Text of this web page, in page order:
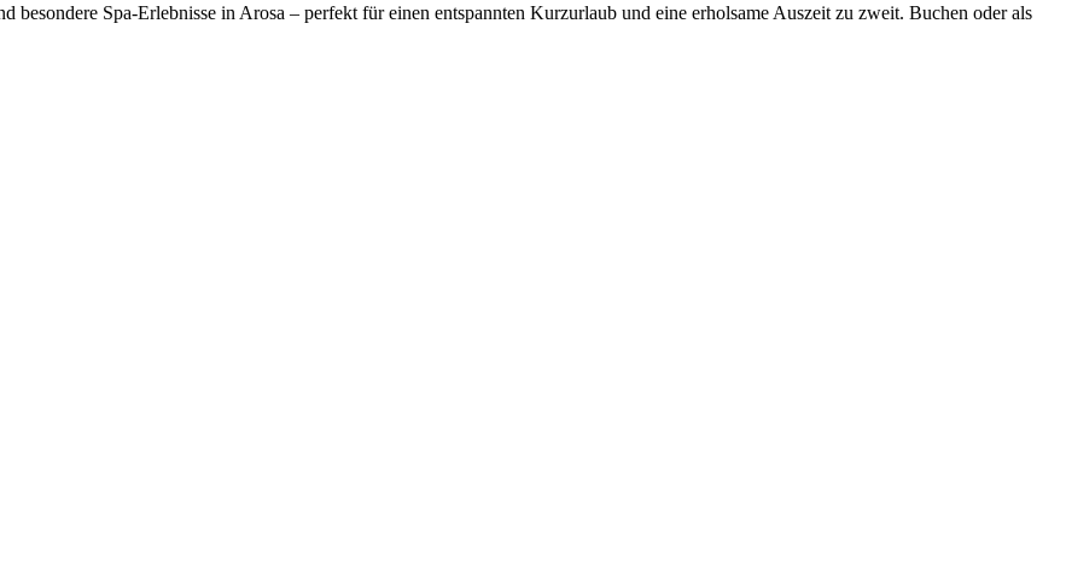
besondere Spa-Erlebnisse in Arosa – perfekt für einen entspannten Kurzurlaub und eine erholsame Auszeit zu zweit. Buchen oder als